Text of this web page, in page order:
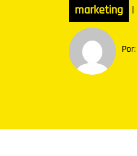
marketing |
Por: